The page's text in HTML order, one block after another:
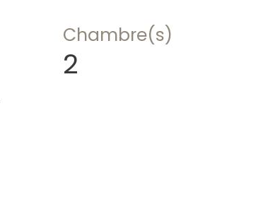
Chambre(s)
2